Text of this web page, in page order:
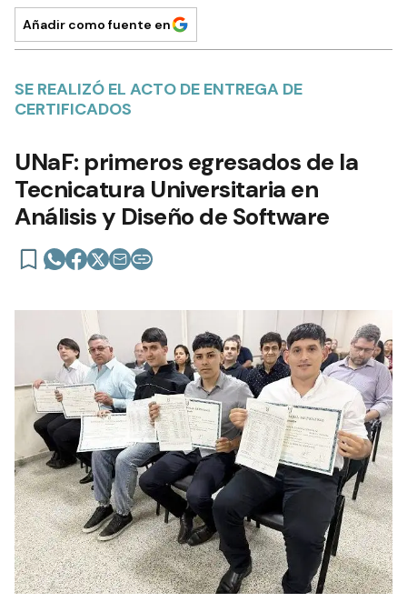
Añadir como fuente en
SE REALIZÓ EL ACTO DE ENTREGA DE
CERTIFICADOS
UNaF: primeros egresados de la
Tecnicatura Universitaria en
Análisis y Diseño de Software